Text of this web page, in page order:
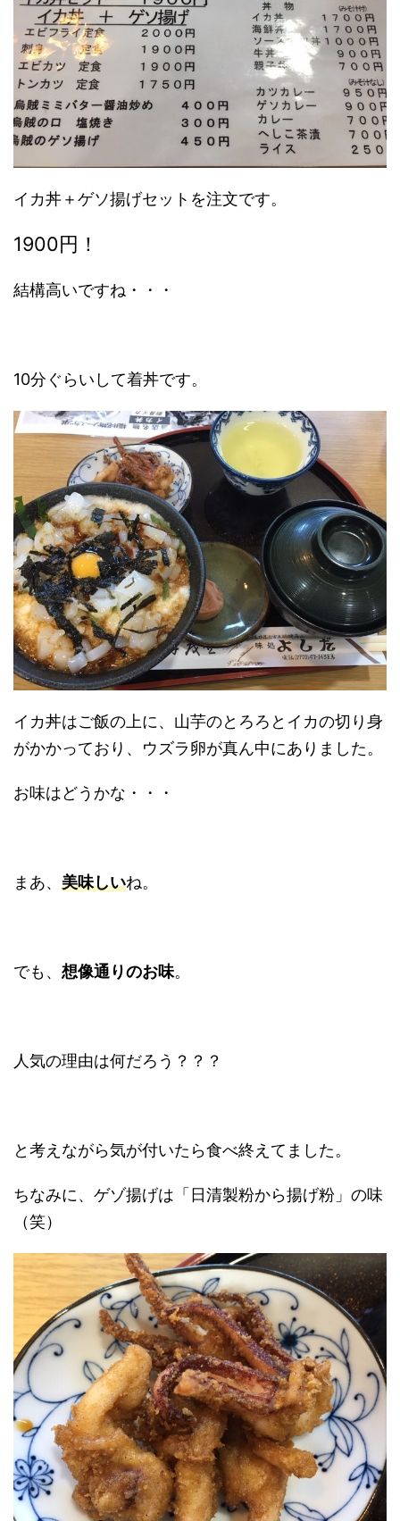
イカ丼＋ゲソ揚げセットを注文です。
1900円！
結構高いですね・・・
10分ぐらいして着丼です。
イカ丼はご飯の上に、山芋のとろろとイカの切り身
がかかっており、ウズラ卵が真ん中にありました。
お味はどうかな・・・
まあ、 美味しいね。
でも、 想像通りのお味。
人気の理由は何だろう？？？
と考えながら気が付いたら食べ終えてました。
ちなみに、ゲゾ揚げは「日清製粉から揚げ粉」の味
（笑）